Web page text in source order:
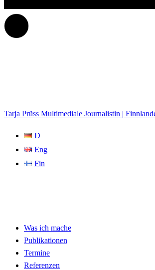
Tarja Prüss Multimediale Journalistin |
D
Eng
Fin
Was ich mache
Publikationen
Termine
Referenzen